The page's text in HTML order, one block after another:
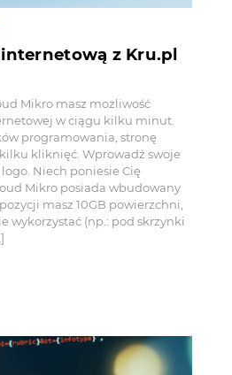
z Kru.pl
Mikro masz możliwość
w ciągu kilku minut.
programowania, stronę
kliknięć. Wprowadź swoje
Niech poniesie Cię
Mikro posiada wbudowany
masz 10GB powierzchni,
wykorzystać (np.: pod skrzynki